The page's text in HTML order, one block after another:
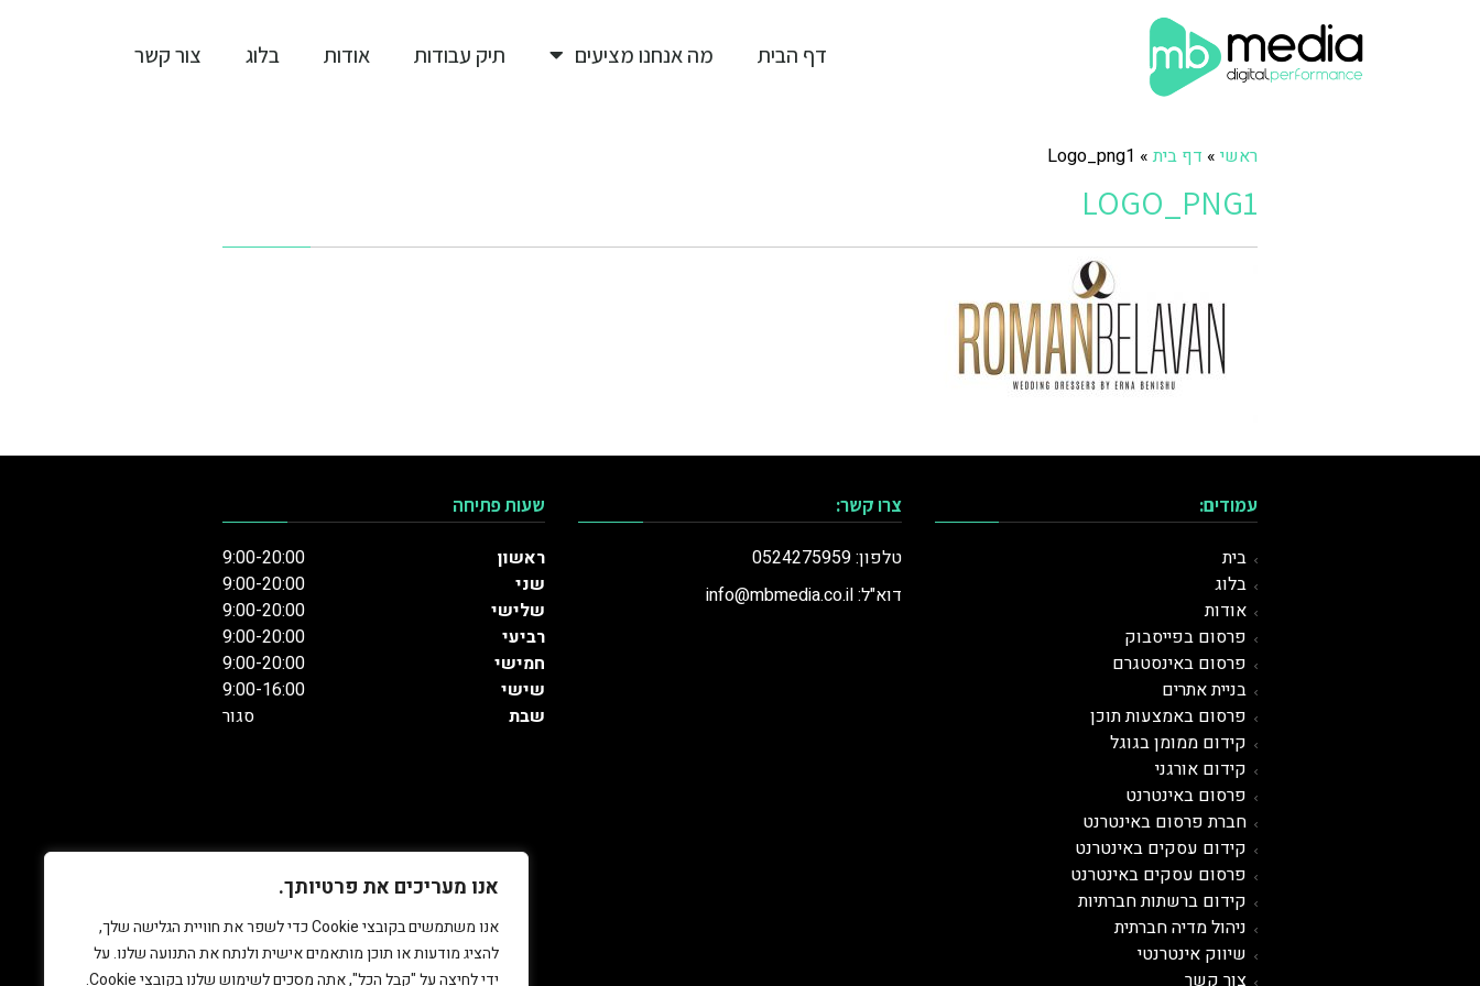
אנו מעריכים את פרטיותך.
אנו משתמשים בקובצי Cookie כדי לשפר את חוויית הגלישה שלך,
להציג מודעות או תוכן מותאמים אישית ולנתח את התנועה שלנו. על
ידי לחיצה על "קבל הכל", אתה מסכים לשימוש שלנו בקובצי Cookie.
דף הבית מה אנחנו מציעים תיק עבודות אודות בלוג צור קשר
ראשי » דף בית »
Logo_png1
LOGO_PNG1
עמודים:
בית
בלוג
אודות
פרסום בפייסבוק
פרסום באינסטגרם
בניית אתרים
פרסום באמצעות תוכן
קידום ממומן בגוגל
קידום אורגני
פרסום באינטרנט
חברת פרסום באינטרנט
קידום עסקים באינטרנט
פרסום עסקים באינטרנט
קידום ברשתות חברתיות
ניהול מדיה חברתית
שיווק אינטרנטי
צור קשר
צרו קשר:
טלפון: 0524275959
דוא"ל: info@mbmedia.co.il
שעות פתיחה
ראשון
9:00-20:00
שני
9:00-20:00
שלישי
9:00-20:00
רביעי
9:00-20:00
חמישי
9:00-20:00
שישי
9:00-16:00
שבת
סגור